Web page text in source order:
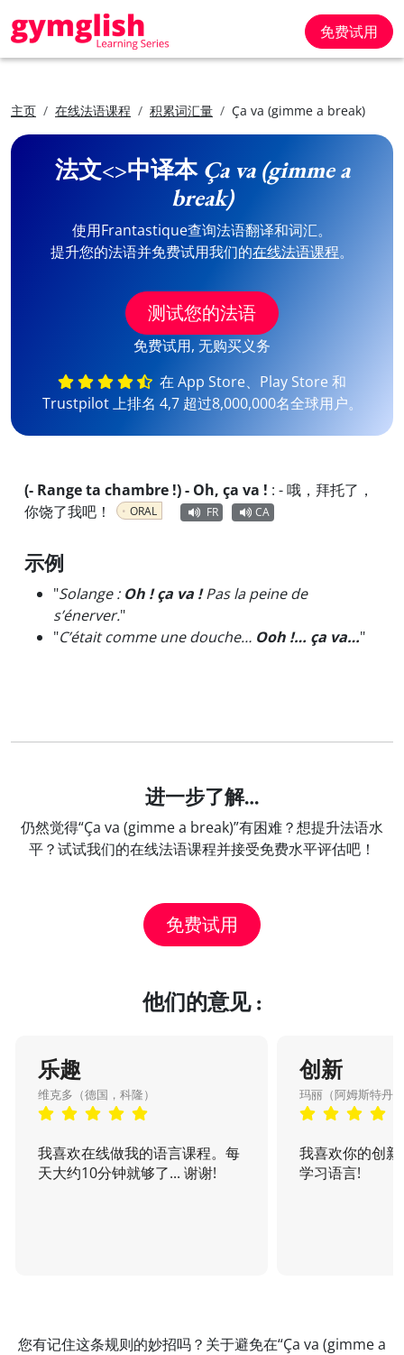
免费试用
主页 在线法语课程 积累词汇量 Ça va (gimme a break)
法文<>中译本 Ça va (gimme a
break)
使用Frantastique查询法语翻译和词汇。
提升您的法语并免费试用我们的在线法语课程。
测试您的法语
免费试用, 无购买义务
在 App Store、Play Store 和
Trustpilot 上排名 4,7 超过8,000,000名全球用户。
(- Range ta chambre !) - Oh, ça va ! : - 哦，拜托了，
你饶了我吧！
ORAL FR CA
示例
"Solange : Oh ! ça va !Pas la peine de
s’énerver."
"C’était comme une douche… Ooh !… ça va…"
进一步了解…
仍然觉得“Ça va (gimme a break)”有困难？想提升法语水
平？试试我们的在线法语课程并接受免费水平评估吧！
免费试用
他们的意见 :
乐趣
维克多（德国，科隆）
我喜欢在线做我的语言课程。每
天大约10分钟就够了... 谢谢!
创新
玛丽（阿姆斯特丹
我喜欢你的创
学习语言!
您有记住这条规则的妙招吗？关于避免在“Ça va (gimme a